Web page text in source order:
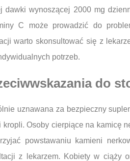
dawki wynoszącej 2000 mg
C może prowadzić do
warto skonsultować się z
potrzeb.
do
uznawana za bezpieczny
kropli. Osoby cierpiące na kamicę
powstawaniu kamieni
z lekarzem. Kobiety w ciąży